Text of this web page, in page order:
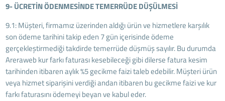
9- ÜCRETİN ÖDENMESİNDE TEMERRÜDE DÜŞÜLMESİ
9.1: Müşteri, firmamız üzerinden aldığı ürün ve hizmetlere karşılık
son ödeme tarihini takip eden 7 gün içerisinde ödeme
gerçekleştirmediği takdirde temerrüde düşmüş sayılır. Bu durumda
Areraweb kur farkı faturası kesebileceği gibi dilerse fatura kesim
tarihinden itibaren aylık %5 gecikme faizi taleb edebilir. Müşteri ürün
veya hizmet siparişini verdiği andan itibaren bu gecikme faizi ve kur
farkı faturasını ödemeyi beyan ve kabul eder.